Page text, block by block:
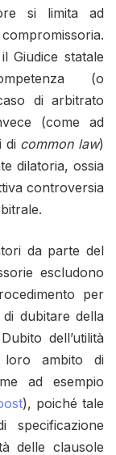
si limita ad
Giudice statale
(o
di arbitrato
(come ad
di common law)
dilatoria, ossia
controversia
da parte del
escludono
per
dubitare della
dell’utilità
loro ambito di
ad esempio
), poiché tale
delle clausole